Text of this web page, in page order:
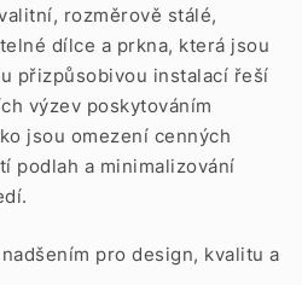
rozměrově stálé,
dílce a prkna, která jsou
přizpůsobivou instalací řeší
výzev poskytováním
jsou omezení cenných
podlah a minimalizování
pro design, kvalitu a